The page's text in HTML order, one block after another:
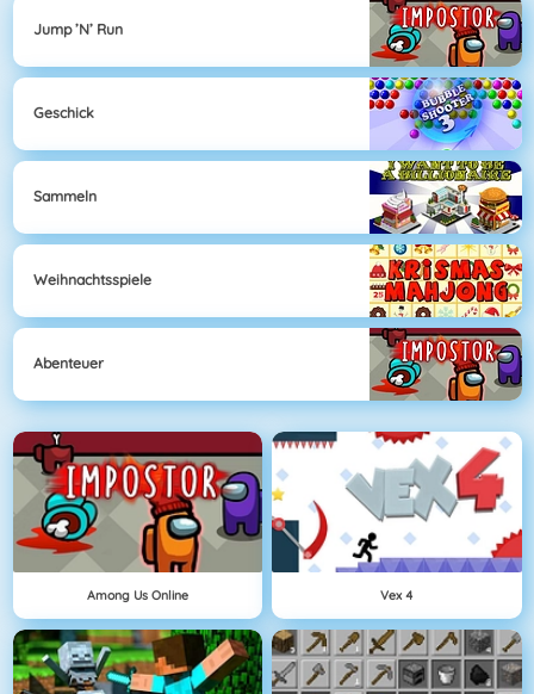
Jump ’n’ Run
Geschick
Sammeln
Weihnachtsspiele
Abenteuer
Among Us Online Vex 4